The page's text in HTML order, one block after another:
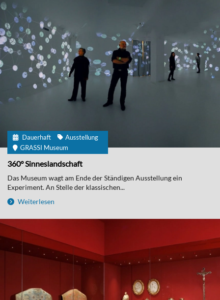
Dauerhaft
Ausstellung
GRASSI Museum
360° Sinneslandschaft
Das Museum wagt am Ende der Ständigen Ausstellung ein
Experiment. An Stelle der klassischen...
Weiterlesen